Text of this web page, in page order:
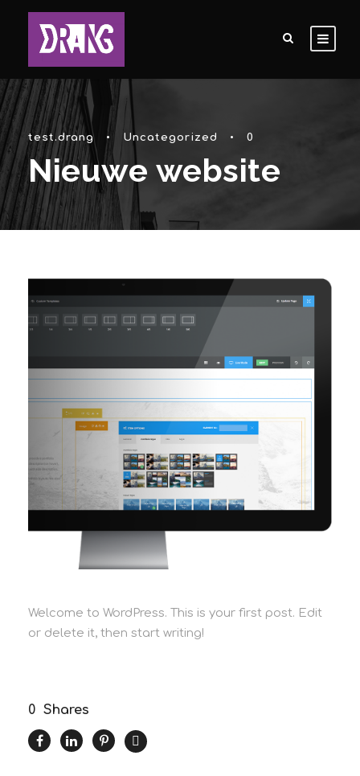
test.drang • Uncategorized • 0
Nieuwe website
Welcome to WordPress. This is your first post. Edit
or delete it, then start writing!
0 Shares